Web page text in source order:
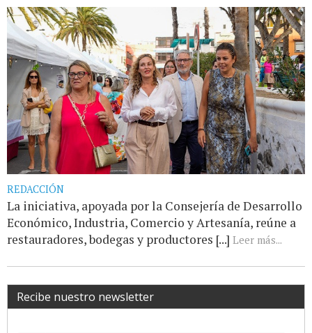
REDACCIÓN
La iniciativa, apoyada por la Consejería de Desarrollo
Económico, Industria, Comercio y Artesanía, reúne a
restauradores, bodegas y productores [...] Leer más...
Recibe nuestro newsletter